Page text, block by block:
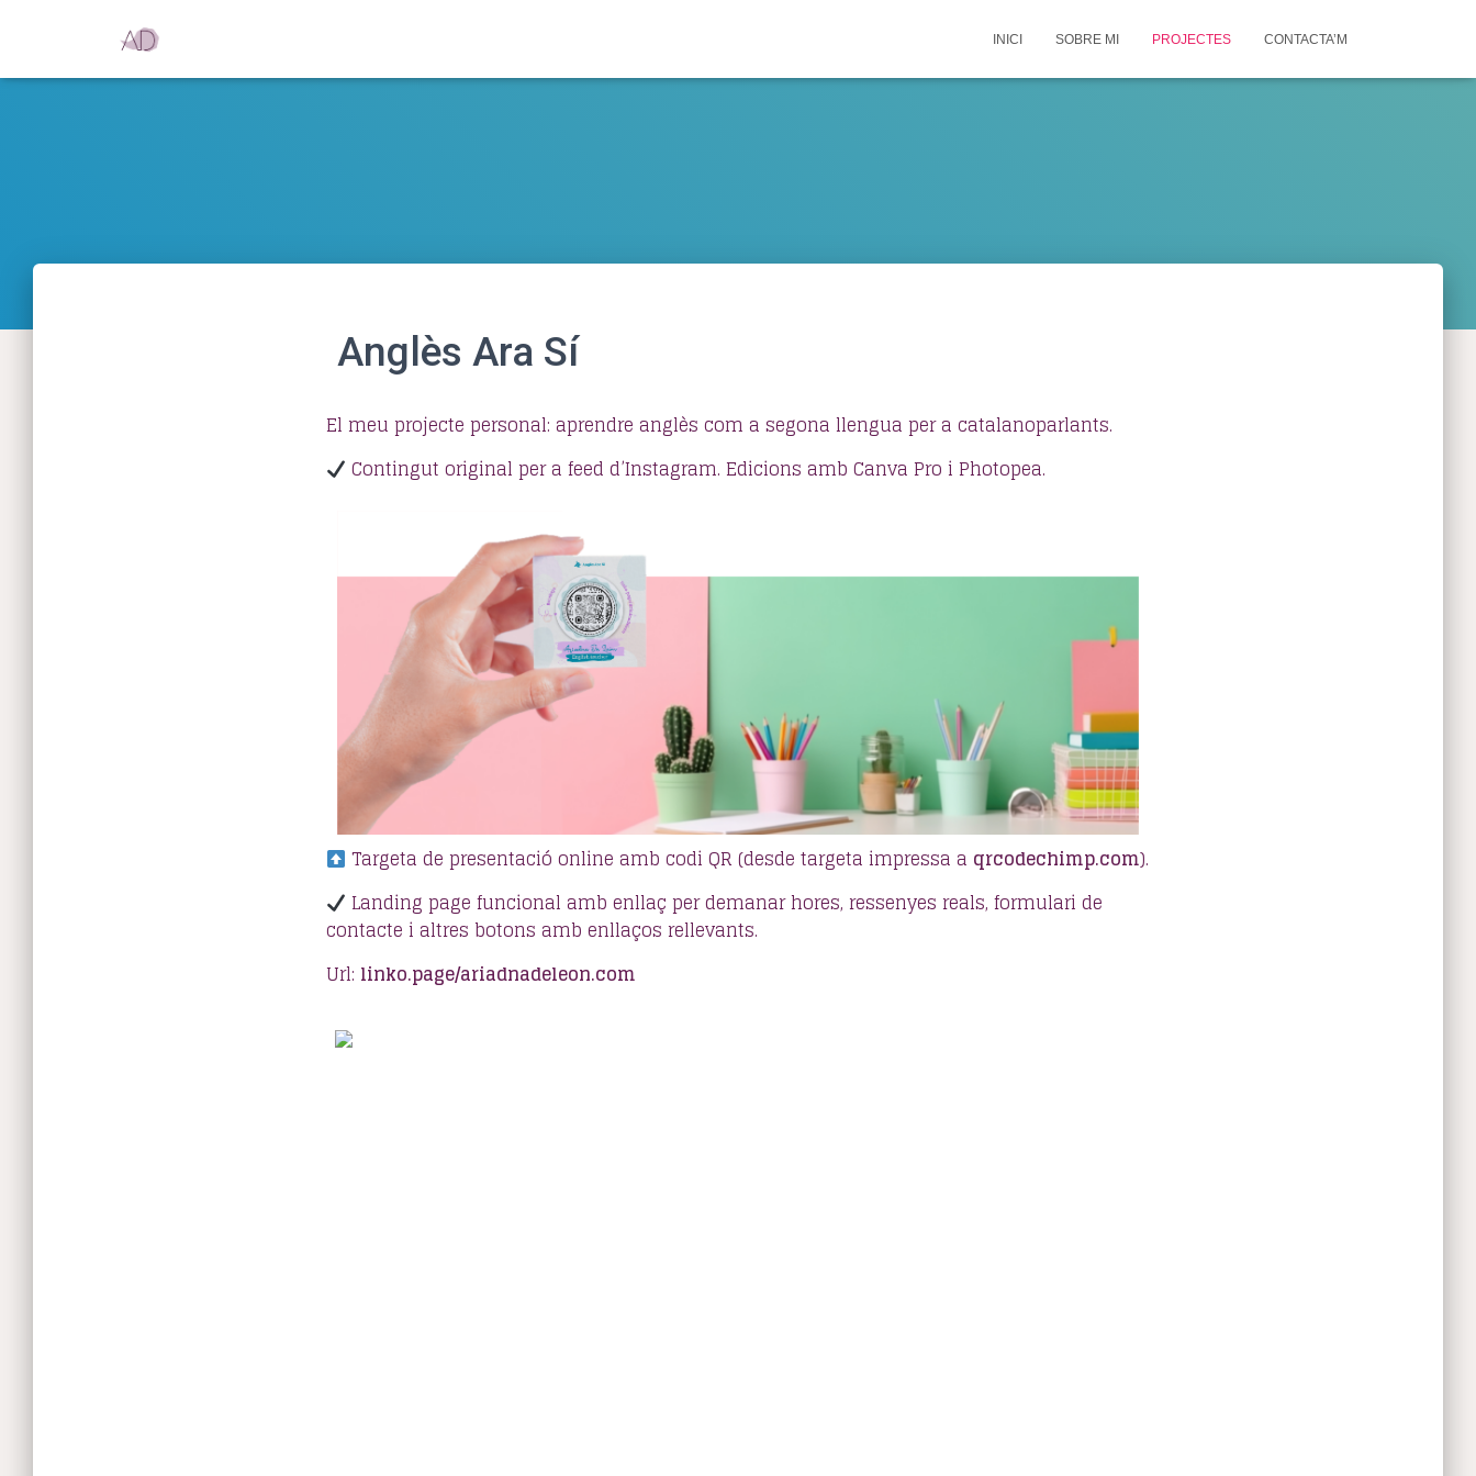
INICI SOBRE MI PROJECTES CONTACTA’M
Anglès Ara Sí
El meu projecte personal: aprendre anglès com a segona llengua per a catalanoparlants.
Contingut original per a feed d’Instagram. Edicions amb Canva Pro i Photopea.
Targeta de presentació online amb codi QR (desde targeta impressa a qrcodechimp.com).
Landing page funcional amb enllaç per demanar hores, ressenyes reals, formulari de
contacte i altres botons amb enllaços rellevants.
Url: linko.page/ariadnadeleon.com